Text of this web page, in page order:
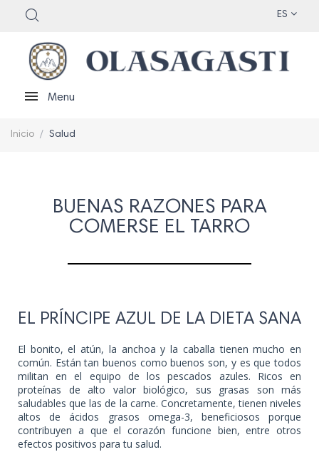
ES
Menu
Inicio Salud
BUENAS RAZONES PARA
COMERSE EL TARRO
EL PRÍNCIPE AZUL DE LA DIETA SANA
El bonito, el atún, la anchoa y la caballa tienen mucho en
común. Están tan buenos como buenos son, y es que todos
militan en el equipo de los pescados azules. Ricos en
proteínas de alto valor biológico, sus grasas son más
saludables que las de la carne. Concretamente, tienen niveles
altos de ácidos grasos omega-3, beneficiosos porque
contribuyen a que el corazón funcione bien, entre otros
efectos positivos para tu salud.